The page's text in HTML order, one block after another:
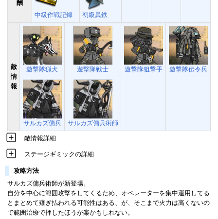
酬
中級作戦記録 初級異鉄
敵
情
報
遊撃隊猟犬 遊撃隊戦士 遊撃隊狙撃手 遊撃隊伝令兵
サルカズ傭兵 サルカズ傭兵術師
敵情報詳細
ステージギミックの詳細
攻略方法
サルカズ傭兵術師が新登場。
自分を中心に範囲攻撃をしてくるため、オペレーターを集中運用してる
とまとめて薙ぎ払われる可能性はある、が、そこまで火力は高くないの
で範囲治療で押したほうが楽かもしれない。